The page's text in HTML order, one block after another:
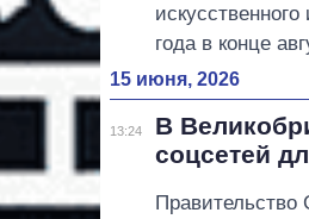
года в конце
15 июня, 2026
13:24
В
соцсетей
Правительство